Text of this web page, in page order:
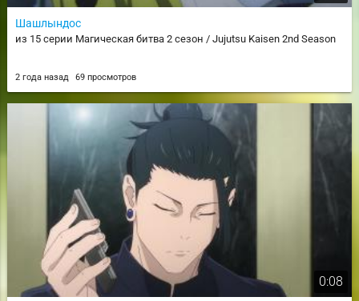
Шашлындос
из 15 серии Магическая битва 2 сезон / Jujutsu Kaisen 2nd Season
2 года назад 69 просмотров
0:08